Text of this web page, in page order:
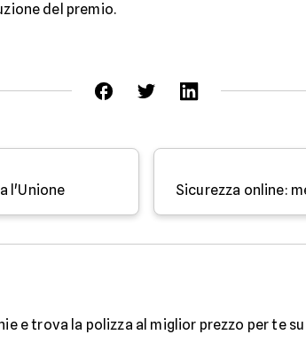
del premio.
l'Unione
e trova la polizza al miglior prezzo per te